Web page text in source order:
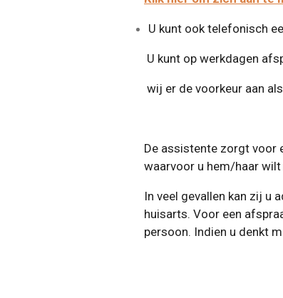
U kunt ook telefonisch
U kunt op werkdagen
wij er de voorkeur aan
De assistente zorgt voor
waarvoor u hem/
In veel gevallen kan zij u
huisarts. Voor een
persoon. Indien u denkt